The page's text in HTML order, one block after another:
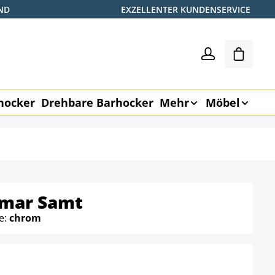
EXZELLENTER KUNDENSERVICE
Drehbare Barhocker Mehr Möbel
Samt
chrom